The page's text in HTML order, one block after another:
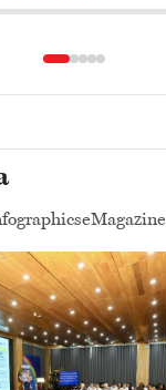
eMagazine